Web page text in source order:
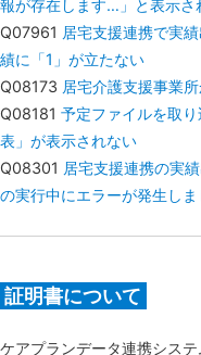
報が存在します…」と表示さ
Q07961 居宅支援連携で実
績に「1」が立たない
Q08173 居宅介護支援事業
Q08181 予定ファイルを取
表」が表示されない
Q08301 居宅支援連携の実
の実行中にエラーが発生し
証明書について
ケアプランデータ連携システ